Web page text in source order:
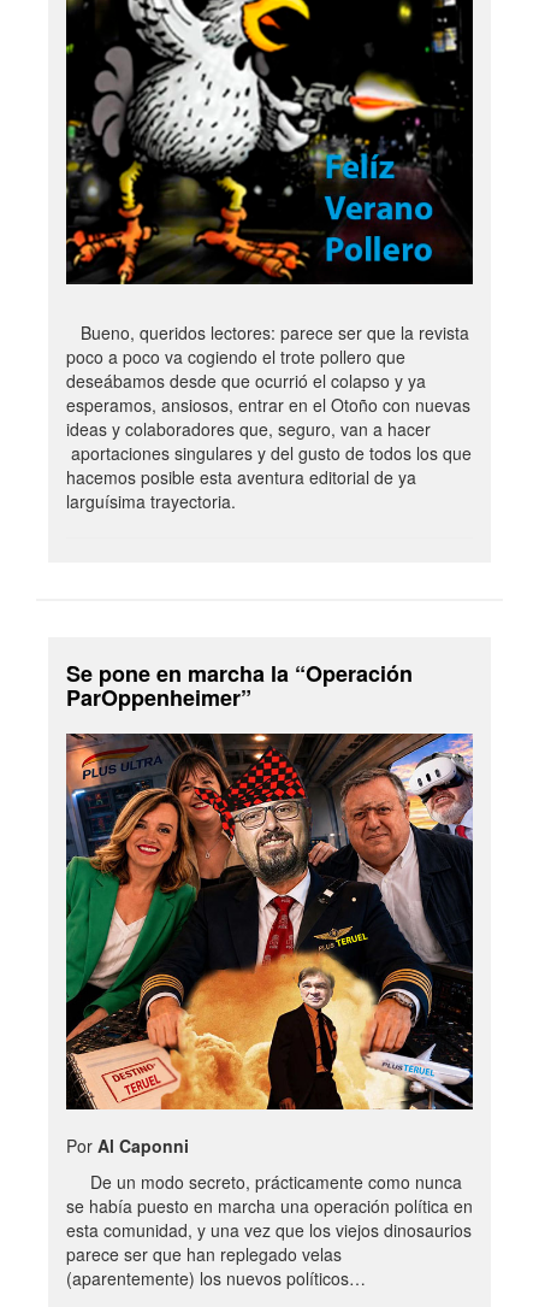
Bueno, queridos lectores: parece ser que la revista
poco a poco va cogiendo el trote pollero que
deseábamos desde que ocurrió el colapso y ya
esperamos, ansiosos, entrar en el Otoño con nuevas
ideas y colaboradores que, seguro, van a hacer
aportaciones singulares y del gusto de todos los que
hacemos posible esta aventura editorial de ya
larguísima trayectoria.
Se pone en marcha la “Operación
ParOppenheimer”
Por Al Caponni
De un modo secreto, prácticamente como nunca
se había puesto en marcha una operación política en
esta comunidad, y una vez que los viejos dinosaurios
parece ser que han replegado velas
(aparentemente) los nuevos políticos…